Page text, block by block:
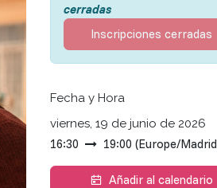
cerradas
Inscripciones cerradas
Fecha y Hora
viernes, 19 de junio de 2026
16:30 19:00 (Europe/Madrid
Añadir al calendario